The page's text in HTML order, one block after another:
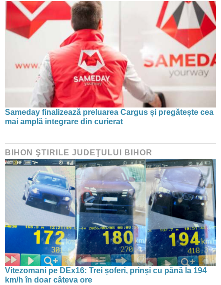
Sameday finalizează preluarea Cargus și pregătește cea
mai amplă integrare din curierat
BIHON ŞTIRILE JUDEŢULUI BIHOR
Vitezomani pe DEx16: Trei șoferi, prinși cu până la 194
km/h în doar câteva ore